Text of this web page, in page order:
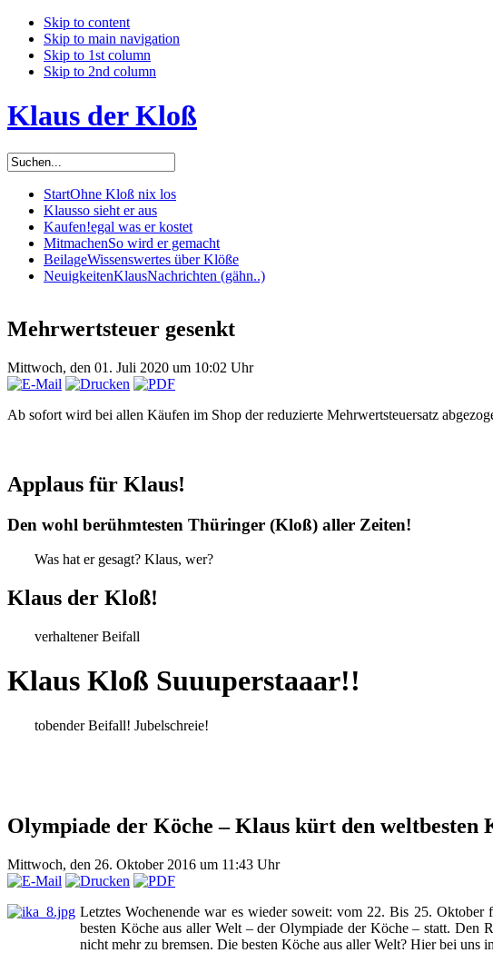
Skip to content
Skip to main navigation
Skip to 1st column
Skip to 2nd column
Klaus der Kloß
StartOhne Kloß nix los
Klausso sieht er aus
Kaufen!egal was er kostet
MitmachenSo wird er gemacht
BeilageWissenswertes über Klöße
NeuigkeitenKlausNachrichten (gähn..)
Mehrwertsteuer gesenkt
Mittwoch, den 01. Juli 2020 um 10:02 Uhr
Ab sofort wird bei allen Käufen im Shop der reduzierte Mehrwertsteuersatz
Applaus für Klaus!
Den wohl berühmtesten Thüringer (Kloß) aller Zeiten!
Was hat er gesagt? Klaus, wer?
Klaus der Kloß!
verhaltener Beifall
Klaus Kloß Suuuperstaaar!!
tobender Beifall! Jubelschreie!
Olympiade der Köche – Klaus kürt den weltbesten
Mittwoch, den 26. Oktober 2016 um 11:43 Uhr
Letztes Wochenende war es wieder soweit: vom 22. Bis 25. Oktober
besten Köche aus aller Welt – der Olympiade der Köche – statt. Den
nicht mehr zu bremsen. Die besten Köche aus aller Welt? Hier bei